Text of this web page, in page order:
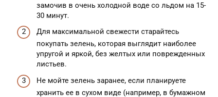
замочив в очень холодной воде со льдом на 15-
30 минут.
Для максимальной свежести старайтесь
покупать зелень, которая выглядит наиболее
упругой и яркой, без желтых или поврежденных
листьев.
Не мойте зелень заранее, если планируете
хранить ее в сухом виде (например, в бумажном